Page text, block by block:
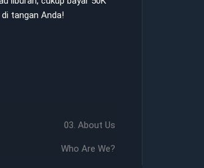
tangan Anda!
03. About Us
Who Are We?